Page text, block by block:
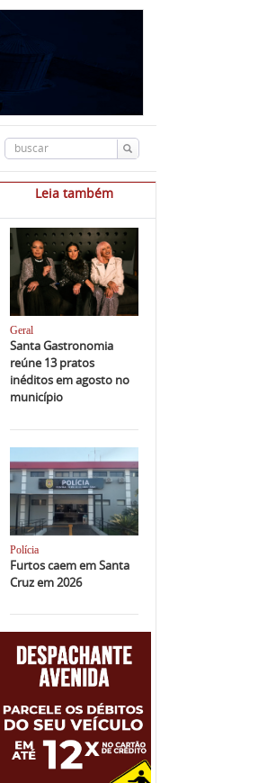
Leia também
Geral
Santa Gastronomia
reúne 13 pratos
inéditos em agosto no
município
Polícia
Furtos caem em Santa
Cruz em 2026